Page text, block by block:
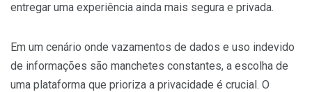
entregar uma experiência ainda mais segura e privada.
Em um cenário onde vazamentos de dados e uso indevido
de informações são manchetes constantes, a escolha de
uma plataforma que prioriza a privacidade é crucial. O